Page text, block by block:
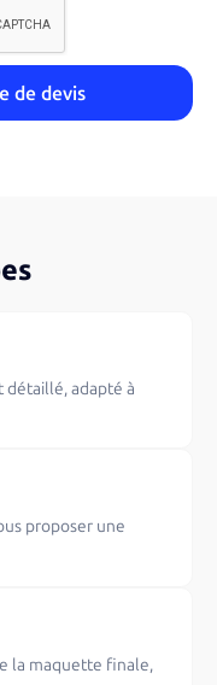
détaillé, adapté à
proposer une
la maquette finale,